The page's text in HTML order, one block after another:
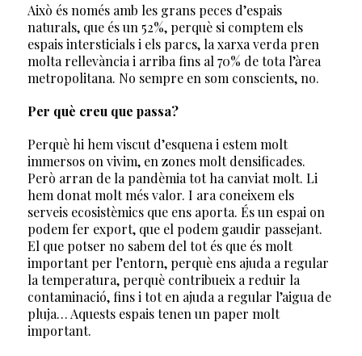
Això és només amb les grans peces d’espais
naturals, que és un 52%, perquè si comptem els
espais intersticials i els parcs, la xarxa verda pren
molta rellevància i arriba fins al 70% de tota l’àrea
metropolitana. No sempre en som conscients, no.
Per què creu que passa?
Perquè hi hem viscut d’esquena i estem molt
immersos on vivim, en zones molt densificades.
Però arran de la pandèmia tot ha canviat molt. Li
hem donat molt més valor. I ara coneixem els
serveis ecosistèmics que ens aporta. És un espai on
podem fer export, que el podem gaudir passejant.
El que potser no sabem del tot és que és molt
important per l’entorn, perquè ens ajuda a regular
la temperatura, perquè contribueix a reduir la
contaminació, fins i tot en ajuda a regular l’aigua de
pluja… Aquests espais tenen un paper molt
important.